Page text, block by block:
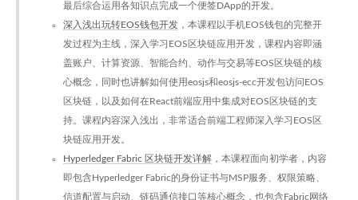
最后综合运用各知识点完成一个便签DApp的开发。
深入浅出玩转EOS钱包开发 ，本课程以手机EOS钱包的完整开
发过程为主线，深入学习EOS区块链应用开发，课程内容即涵
盖账户、计算资源、智能合约、动作与交易等EOS区块链的核
心概念，同时也讲解如何使用eosjs和eosjs-ecc开发包访问EOS
区块链，以及如何在React前端应用中集成对EOS区块链的支
持。课程内容深入浅出，非常适合前端工程师深入学习EOS区
块链应用开发。
Hyperledger Fabric 区块链开发详解 ，本课程面向初学者，内容
即包含Hyperledger Fabric的身份证书与MSP服务、权限策略、
信道配置与启动、链码通信接口等核心概念，也包含Fabric网络